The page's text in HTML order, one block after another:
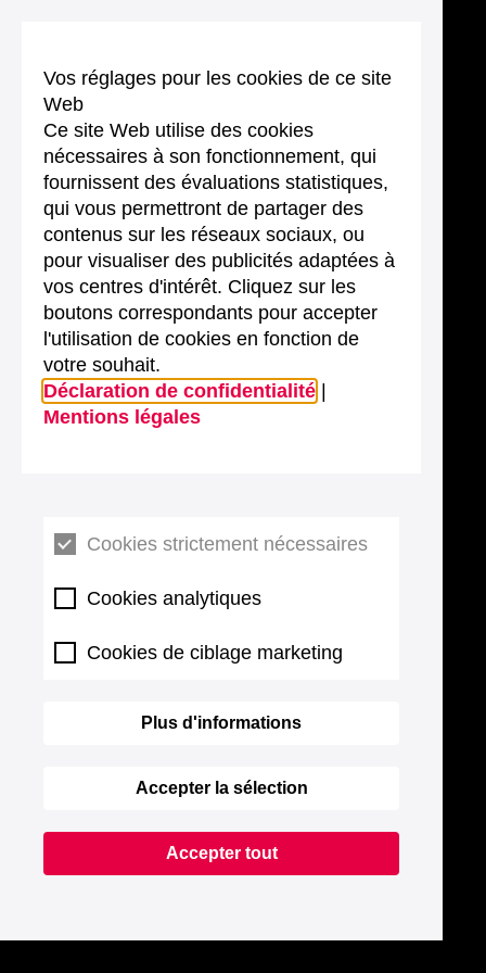
Vos réglages pour les cookies de ce site
Web
Ce site Web utilise des cookies
nécessaires à son fonctionnement, qui
fournissent des évaluations statistiques,
qui vous permettront de partager des
contenus sur les réseaux sociaux, ou
pour visualiser des publicités adaptées à
vos centres d'intérêt. Cliquez sur les
boutons correspondants pour accepter
l'utilisation de cookies en fonction de
votre souhait.
Déclaration de confidentialité
Mentions légales
Cookies strictement nécessaires
Cookies analytiques
Cookies de ciblage marketing
Plus d'informations
Accepter la sélection
Accepter tout